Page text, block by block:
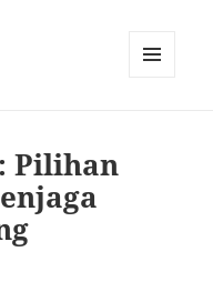
Pilihan